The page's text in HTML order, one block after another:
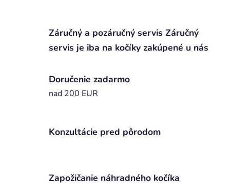
Záručný a pozáručný servis Záručný
servis je iba na kočíky zakúpené u nás
Doručenie zadarmo
nad 200 EUR
Konzultácie pred pôrodom
Zapožičanie náhradného kočíka